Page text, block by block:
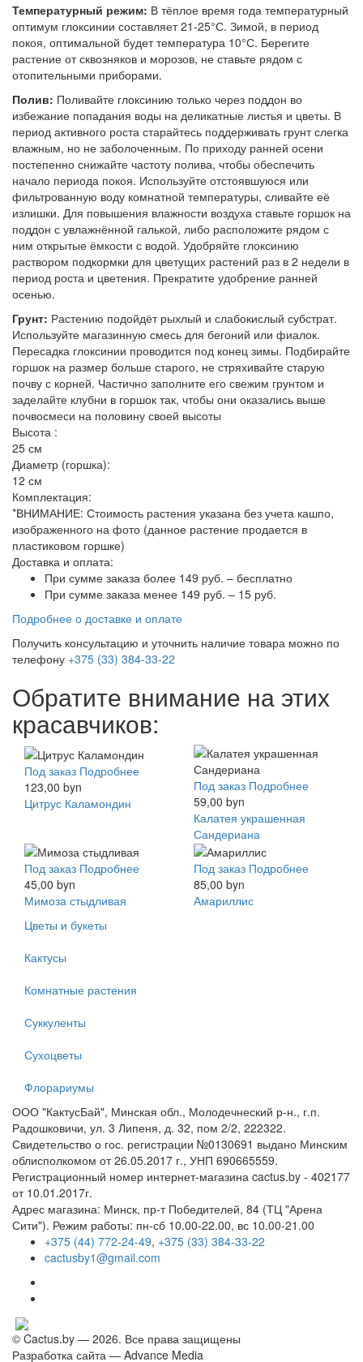
Температурный режим: В тёплое время года температурный
оптимум глоксинии составляет 21-25°С. Зимой, в период
покоя, оптимальной будет температура 10°С. Берегите
растение от сквозняков и морозов, не ставьте рядом с
отопительными приборами.
Полив: Поливайте глоксинию только через поддон во
избежание попадания воды на деликатные листья и цветы. В
период активного роста старайтесь поддерживать грунт слегка
влажным, но не заболоченным. По приходу ранней осени
постепенно снижайте частоту полива, чтобы обеспечить
начало периода покоя. Используйте отстоявшуюся или
фильтрованную воду комнатной температуры, сливайте её
излишки. Для повышения влажности воздуха ставьте горшок на
поддон с увлажнённой галькой, либо расположите рядом с
ним открытые ёмкости с водой. Удобряйте глоксинию
раствором подкормки для цветущих растений раз в 2 недели в
период роста и цветения. Прекратите удобрение ранней
осенью.
Грунт: Растению подойдёт рыхлый и слабокислый субстрат.
Используйте магазинную смесь для бегоний или фиалок.
Пересадка глоксинии проводится под конец зимы. Подбирайте
горшок на размер больше старого, не стряхивайте старую
почву с корней. Частично заполните его свежим грунтом и
заделайте клубни в горшок так, чтобы они оказались выше
почвосмеси на половину своей высоты
Высота :
25 см
Диаметр (горшка):
12 см
Комплектация:
*ВНИМАНИЕ: Стоимость растения указана без учета кашпо,
изображенного на фото (данное растение продается в
пластиковом горшке)
Доставка и оплата:
При сумме заказа более 149 руб. – бесплатно
При сумме заказа менее 149 руб. – 15 руб.
Подробнее о доставке и оплате
Получить консультацию и уточнить наличие товара можно по
телефону +375 (33) 384-33-22
Обратите внимание на этих
красавчиков:
Под заказ Подробнее
123,00 byn
Цитрус Каламондин
Под заказ Подробнее
59,00 byn
Калатея украшенная
Сандериана
Под заказ Подробнее
45,00 byn
Мимоза стыдливая
Под заказ Подробнее
85,00 byn
Амариллис
Цветы и букеты
Кактусы
Комнатные растения
Суккуленты
Сухоцветы
Флорариумы
ООО "КактусБай", Минская обл., Молодечнеский р-н., г.п.
Радошковичи, ул. 3 Липеня, д. 32, пом 2/2, 222322.
Свидетельство о гос. регистрации №0130691 выдано Минским
облисполкомом от 26.05.2017 г., УНП 690665559.
Регистрационный номер интернет-магазина cactus.by - 402177
от 10.01.2017г.
Адрес магазина: Минск, пр-т Победителей, 84 (ТЦ "Арена
Сити"). Режим работы: пн-сб 10.00-22.00, вс 10.00-21.00
+375 (44) 772-24-49, +375 (33) 384-33-22
cactusby1@gmail.com
© Cactus.by — 2026. Все права защищены
Разработка сайта — Advance Media